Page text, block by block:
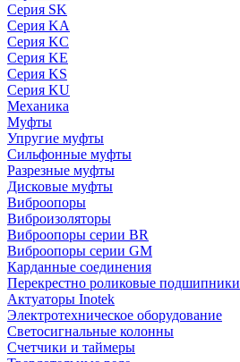
Серия SK
Серия KA
Серия KC
Серия KE
Серия KS
Серия KU
Механика
Муфты
Упругие муфты
Сильфонные муфты
Разрезные муфты
Дисковые муфты
Виброопоры
Виброизоляторы
Виброопоры серии BR
Виброопоры серии GM
Карданные соединения
Перекрестно роликовые подшипники
Актуаторы Inotek
Электротехническое оборудование
Светосигнальные колонны
Счетчики и таймеры